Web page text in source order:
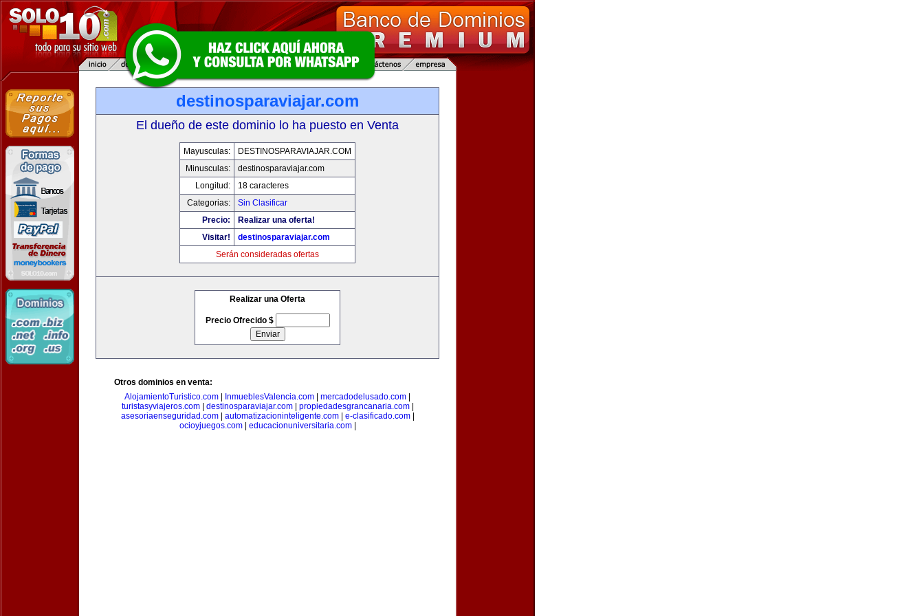
destinosparaviajar.com
El dueño de este dominio lo ha puesto en Venta
Mayusculas:
DESTINOSPARAVIAJAR.COM
Minusculas:
destinosparaviajar.com
Longitud:
18 caracteres
Categorias:
Sin Clasificar
Precio:
Realizar una oferta!
Visitar!
destinosparaviajar.com
Serán consideradas ofertas
Realizar una Oferta
Precio Ofrecido $
Otros dominios en venta:
AlojamientoTuristico.com
InmueblesValencia.com mercadodelusado.com
turistasyviajeros.com| destinosparaviajar.com| propiedadesgrancanaria.com|
asesoriaenseguridad.com| automatizacioninteligente.com| e-clasificado.com|
ocioyjuegos.com| educacionuniversitaria.com|